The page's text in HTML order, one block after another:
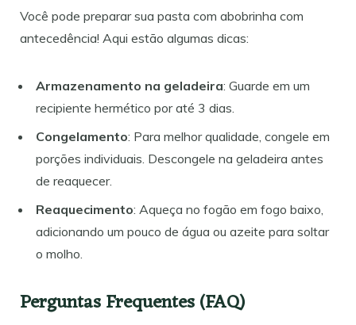
Você pode preparar sua pasta com abobrinha com
antecedência! Aqui estão algumas dicas:
Armazenamento na geladeira: Guarde em um
recipiente hermético por até 3 dias.
Congelamento: Para melhor qualidade, congele em
porções individuais. Descongele na geladeira antes
de reaquecer.
Reaquecimento: Aqueça no fogão em fogo baixo,
adicionando um pouco de água ou azeite para soltar
o molho.
Perguntas Frequentes (FAQ)